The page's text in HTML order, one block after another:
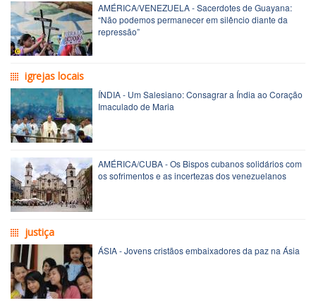
AMÉRICA/VENEZUELA - Sacerdotes de Guayana:
“Não podemos permanecer em silêncio diante da
repressão”
igrejas locais
ÍNDIA - Um Salesiano: Consagrar a Índia ao Coração
Imaculado de Maria
AMÉRICA/CUBA - Os Bispos cubanos solidários com
os sofrimentos e as incertezas dos venezuelanos
justiça
ÁSIA - Jovens cristãos embaixadores da paz na Ásia